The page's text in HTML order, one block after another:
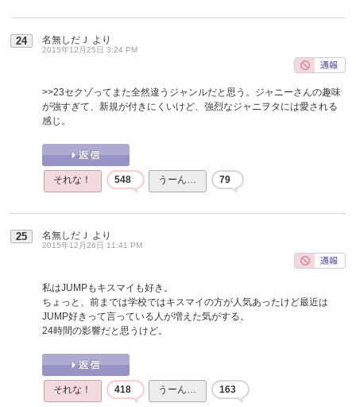
24 名無しだＪ より
2015年12月25日 3:24 PM
>>23セクゾってまた全然違うジャンルだと思う。ジャニーさんの趣味
が強すぎて、新規が付きにくいけど、強烈なジャニヲタには愛される
感じ。
それな！ 548 うーん… 79
25 名無しだＪ より
2015年12月26日 11:41 PM
私はJUMPもキスマイも好き。
ちょっと、前までは学校ではキスマイの方が人気あったけど最近は
JUMP好きって言っている人が増えた気がする。
24時間の影響だと思うけど。
それな！ 418 うーん… 163